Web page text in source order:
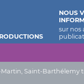
Saint-Barthélemy
NOUS